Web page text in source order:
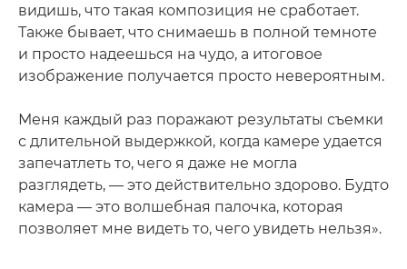
видишь, что такая композиция не сработает.
Также бывает, что снимаешь в полной темноте
и просто надеешься на чудо, а итоговое
изображение получается просто невероятным.
Меня каждый раз поражают результаты съемки
с длительной выдержкой, когда камере удается
запечатлеть то, чего я даже не могла
разглядеть, — это действительно здорово. Будто
камера — это волшебная палочка, которая
позволяет мне видеть то, чего увидеть нельзя».